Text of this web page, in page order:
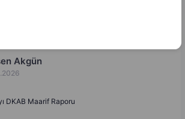
Akgün
DKAB Maarif Raporu